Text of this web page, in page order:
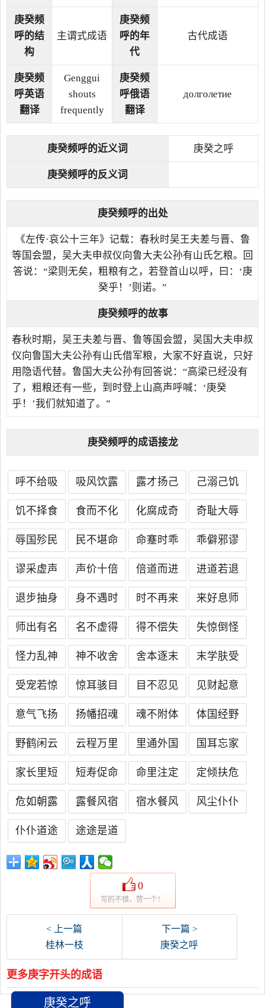
庚癸频
呼的结
构
主谓式成语
庚癸频
呼的年
代
古代成语
庚癸频
呼英语
翻译
Genggui
shouts
frequently
庚癸频
呼俄语
翻译
долголетие
庚癸频呼的近义词 庚癸之呼
庚癸频呼的反义词
庚癸频呼的出处
《左传·哀公十三年》记载：春秋时吴王夫差与晋、鲁
等国会盟，吴大夫申叔仪向鲁大夫公孙有山氏乞粮。回
答说：“梁则无矣，粗粮有之，若登首山以呼，曰：‘庚
癸乎！’则诺。”
庚癸频呼的故事
春秋时期，吴王夫差与晋、鲁等国会盟，吴国大夫申叔
仪向鲁国大夫公孙有山氏借军粮，大家不好直说，只好
用隐语代替。鲁国大夫公孙有回答说：“高梁已经没有
了，粗粮还有一些，到时登上山高声呼喊：‘庚癸
乎！’我们就知道了。”
庚癸频呼的成语接龙
呼不给吸 吸风饮露 露才扬己 己溺己饥
饥不择食 食而不化 化腐成奇 奇耻大辱
辱国殄民 民不堪命 命蹇时乖 乖僻邪谬
谬采虚声 声价十倍 倍道而进 进道若退
退步抽身 身不遇时 时不再来 来好息师
师出有名 名不虚得 得不偿失 失惊倒怪
怪力乱神 神不收舍 舍本逐末 末学肤受
受宠若惊 惊耳骇目 目不忍见 见财起意
意气飞扬 扬幡招魂 魂不附体 体国经野
野鹤闲云 云程万里 里通外国 国耳忘家
家长里短 短寿促命 命里注定 定倾扶危
危如朝露 露餐风宿 宿水餐风 风尘仆仆
仆仆道途 途途是道
0
写的不错，赞一个！
< 上一篇
桂林一枝
下一篇 >
庚癸之呼
更多庚字开头的成语
庚癸之呼